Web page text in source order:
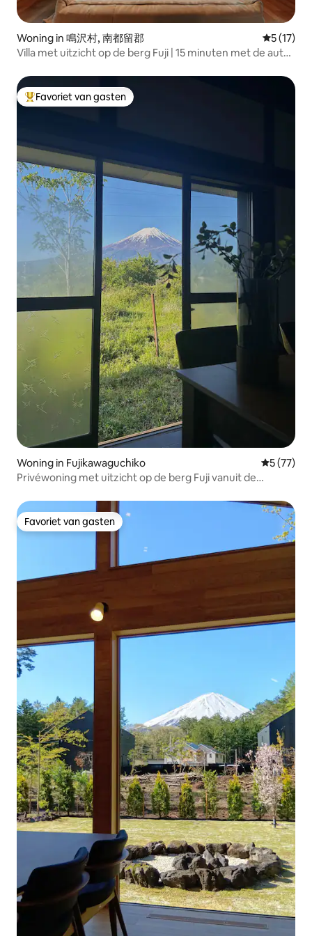
Woning in 鳴沢村, 南都留郡
5 (17)
Villa met uitzicht op de berg Fuji | 15 minuten met de auto
bedden | Sky Forest Zen Fuji
Topfavoriet van gasten
Favoriet van gasten
Woning in Fujikawaguchiko
5 (77)
Privéwoning met uitzicht op de berg Fuji vanuit de
Favoriet van gasten
Favoriet van gasten